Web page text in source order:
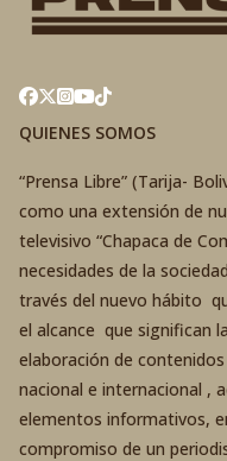
QUIENES SOMOS
“Prensa Libre” (Tarija-
como una extensión de
televisivo “Chapaca de
necesidades de la
través del nuevo hábito
el alcance que significan
elaboración de
nacional e internacional ,
elementos informativos,
compromiso de un